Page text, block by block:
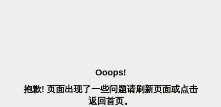
OOOPS!
抱歉! 页面出现了一些问题请刷 新页面或点击
返 回首页。